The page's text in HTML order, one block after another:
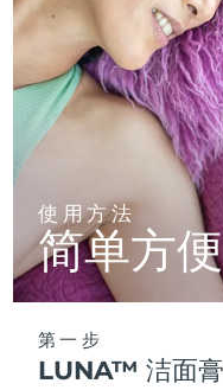
使用方法
简单方便
第一步
LUNA™ 洁面膏